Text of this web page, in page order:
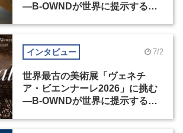
―B-OWNDが世界に提示する美
インタビュー 7/2
世界最古の美術展「ヴェネチ
ア・ビエンナーレ2026」に挑む
―B-OWNDが世界に提示する美